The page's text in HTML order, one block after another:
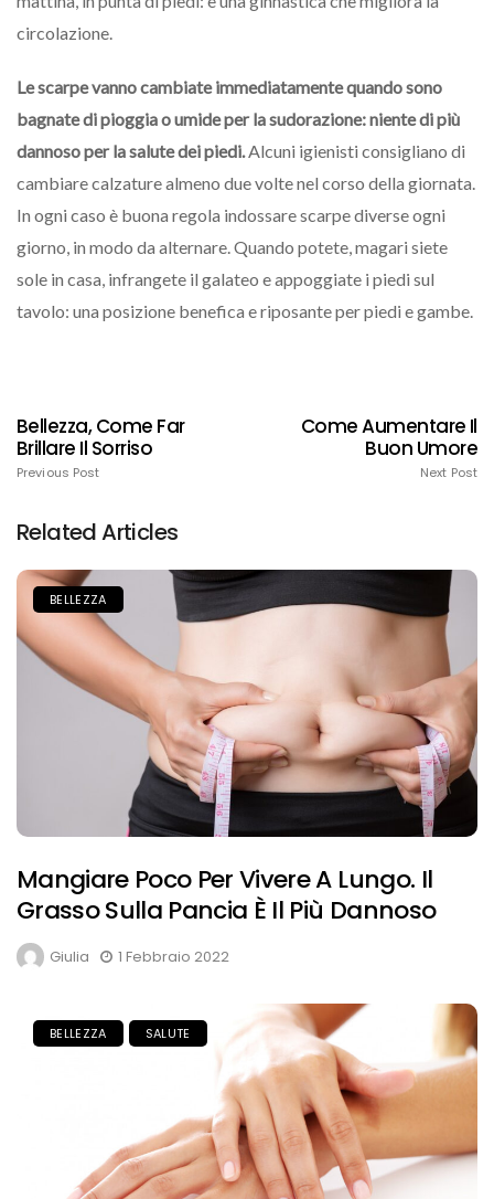
circolazione.
Le scarpe vanno cambiate immediatamente quando sono
bagnate di pioggia o umide per la sudorazione: niente di più
dannoso per la salute dei piedi.Alcuni igienisti consigliano di
cambiare calzature almeno due volte nel corso della giornata.
In ogni caso è buona regola indossare scarpe diverse ogni
giorno, in modo da alternare. Quando potete, magari siete
sole in casa, infrangete il galateo e appoggiate i piedi sul
tavolo: una posizione benefica e riposante per piedi e gambe.
Bellezza, Come Far
Brillare Il Sorriso
Previous Post
Come Aumentare Il
Buon Umore
Next Post
Related Articles
BELLEZZA
Mangiare Poco Per Vivere A Lungo. Il
Grasso Sulla Pancia È Il Più Dannoso
Giulia 1 Febbraio 2022
BELLEZZA SALUTE